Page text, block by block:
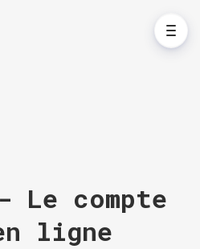
Le compte
ligne